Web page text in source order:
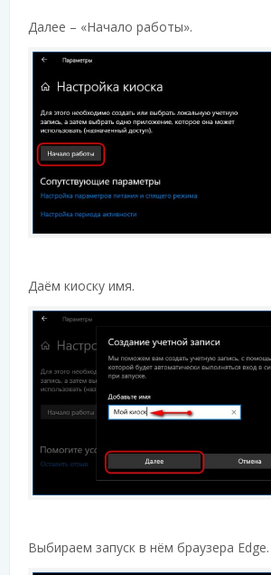
Далее – «Начало работы».
Даём киоску имя.
Выбираем запуск в нём браузера Edge.